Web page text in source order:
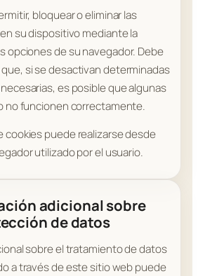
bloquear o eliminar las
su dispositivo mediante la
opciones de su navegador. Debe
si se desactivan determinadas
es posible que algunas
no funcionen correctamente.
cookies puede realizarse desde
utilizado por el usuario.
adicional sobre
de datos
sobre el tratamiento de datos
a través de este sitio web puede